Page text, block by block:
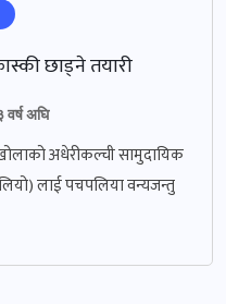
छाड्ने तयारी
वर्ष अघि
अधेरीकल्ची सामुदायिक
लाई पचपलिया वन्यजन्तु